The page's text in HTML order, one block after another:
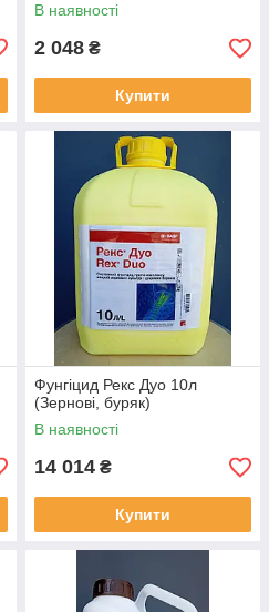
В наявності
2 048 ₴
Купити
Фунгіцид Рекс Дуо 10л
(Зернові, буряк)
В наявності
14 014 ₴
Купити